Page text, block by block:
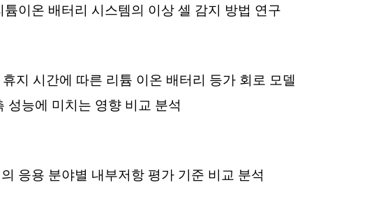
이온 배터리 시스템의 이상 셀 감지 방법 연구
지 시간에 따른 리튬 이온 배터리 등가 회로 모델
성능에 미치는 영향 비교 분석
응용 분야별 내부저항 평가 기준 비교 분석